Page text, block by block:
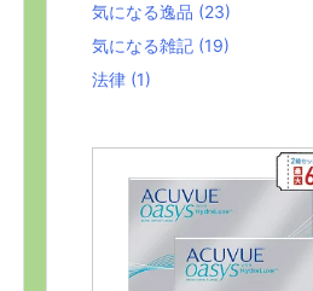
気になる逸品 (23)
気になる雑記 (19)
法律 (1)